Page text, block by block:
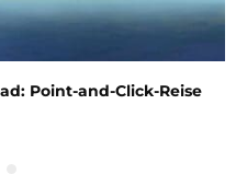
Point-and-Click-Reise